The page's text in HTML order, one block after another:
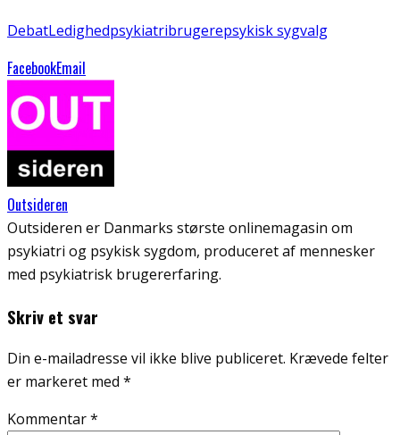
DebatLedighedpsykiatribrugerepsykisk sygvalg
FacebookEmail
Outsideren
Outsideren er Danmarks største onlinemagasin om
psykiatri og psykisk sygdom, produceret af mennesker
med psykiatrisk brugererfaring.
Skriv et svar
Din e-mailadresse vil ikke blive publiceret. Krævede felter
er markeret med *
Kommentar*